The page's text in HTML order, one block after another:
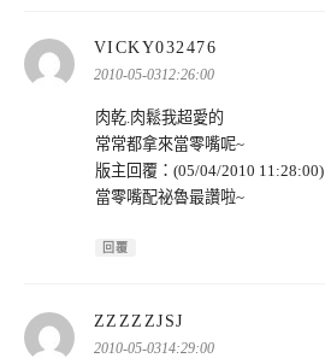
VICKY032476
2010-05-0312:26:00
肉乾.肉鬆我超愛的
常常都拿來當零嘴呢~
版主回覆：(05/04/2010 11:28:00)
當零嘴配祕魯最讚啦~
回覆
ZZZZZJSJ
示:
2010-05-0314:29:00